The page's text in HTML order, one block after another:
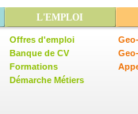
L'EMPLOI
Offres d'emploi
Banque de CV
Formations
Démarche Métiers